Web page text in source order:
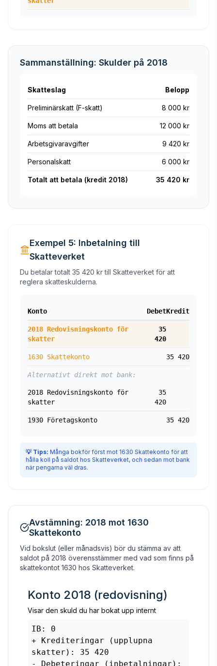
Sammanställning: Skulder på 2018
Skatteslag Belopp
Preliminärskatt (F-skatt) 8 000 kr
Moms att betala 12 000 kr
Arbetsgivaravgifter 9 420 kr
Personalskatt 6 000 kr
Totalt att betala (kredit 2018) 35 420 kr
Exempel 5: Inbetalning till
Skatteverket
Du betalar totalt 35 420 kr till Skatteverket för att
reglera skatteskulderna.
Konto DebetKredit
2018 Redovisningskonto för
skatter
35
420
1630 Skattekonto 35 420
Alternativt direkt mot bank:
2018 Redovisningskonto för
skatter
35
420
1930 Företagskonto 35 420
💡 Tips: Många bokför först mot 1630 Skattekonto för att
hålla koll på saldot hos Skatteverket, och sedan mot bank
när pengarna väl dras.
Avstämning: 2018 mot 1630
Skattekonto
Vid bokslut (eller månadsvis) bör du stämma av att
saldot på 2018 överensstämmer med vad som finns på
skattekontot 1630 hos Skatteverket.
Konto 2018 (redovisning)
Visar den skuld du har bokat upp internt
IB: 0
+ Krediteringar (upplupna
skatter): 35 420
- Debeteringar (inbetalningar):